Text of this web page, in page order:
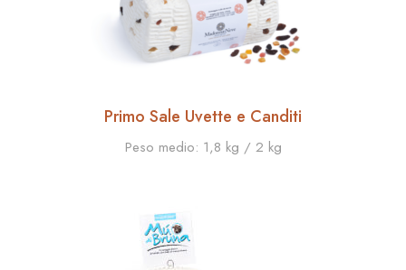
Primo Sale Uvette e Canditi
Peso medio: 1,8 kg / 2 kg